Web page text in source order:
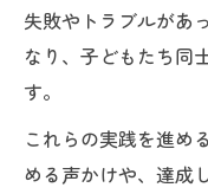
失敗やトラブルがあ
なり、子どもたち同
す。
これらの実践を進め
める声かけや、達成